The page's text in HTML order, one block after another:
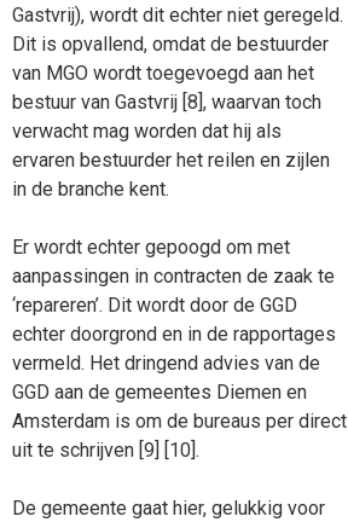
Gastvrij), wordt dit echter niet geregeld.
Dit is opvallend, omdat de bestuurder
van MGO wordt toegevoegd aan het
bestuur van Gastvrij [8], waarvan toch
verwacht mag worden dat hij als
ervaren bestuurder het reilen en zijlen
in de branche kent.
Er wordt echter gepoogd om met
aanpassingen in contracten de zaak te
‘repareren’. Dit wordt door de GGD
echter doorgrond en in de rapportages
vermeld. Het dringend advies van de
GGD aan de gemeentes Diemen en
Amsterdam is om de bureaus per direct
uit te schrijven [9] [10].
De gemeente gaat hier, gelukkig voor